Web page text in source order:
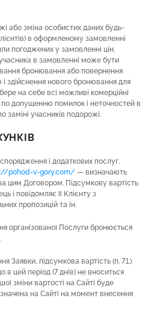
або зміна особистих даних будь-
в оформленому замовленні
погоджених у замовленні цін,
в замовленні може бути
бронювання або повернення
здійснення нового бронювання для
на себе всі можливі комерційні
по допущенню помилок і неточностей в
заміні учасників подорожі.
і додаткових послуг,
pohod-v-gory.com/ — визначають
цим Договором. Підсумкову вартість
і повідомляє її Клієнту з
пропозицій та ін.
організованої Послуги бронюється
Заявки, підсумкова вартість (п. 7.1.)
в цей період (7 днів) не вноситься
зміни вартості на Сайті буде
на Сайті на момент внесення